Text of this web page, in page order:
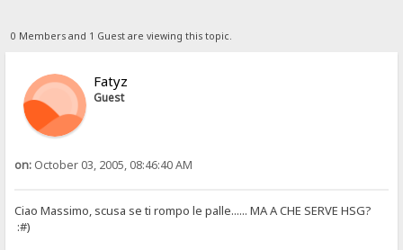
0 Members and 1 Guest are viewing this topic.
Fatyz
Guest
on: October 03, 2005, 08:46:40 AM
Ciao Massimo, scusa se ti rompo le palle...... MA A CHE SERVE HSG?
:#)